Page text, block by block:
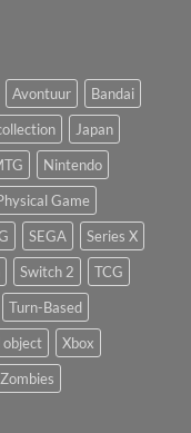
Avontuur
Bandai
Japan
Nintendo
Game
SEGA
Series X
Switch 2
TCG
Turn-Based
object
Xbox
Zombies